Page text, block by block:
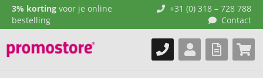
3% korting voor je online
bestelling
+31 (0) 318 – 728 788
Contact